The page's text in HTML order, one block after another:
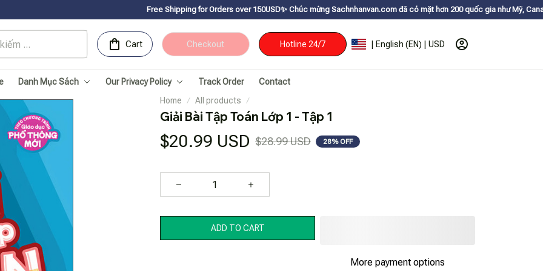
Free Shipping for Orders over 150USDㅤ✨ Chúc mừng Sachnhanvan.com đã có mặt hơn 200 quốc gia như Mỹ, Canada, Úc, Nhật,
Cart Checkout Hotline 24/7 | English (EN) | USD
Danh Mục Sách Our Privacy Policy Track Order
Contact
Home
All products
Giải Bài Tập Toán Lớp 1 - Tập 1
$20.99 USD $28.99 USD 28% OFF
ADD TO CART
More payment options